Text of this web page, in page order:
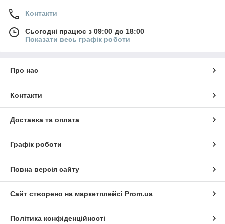
Контакти
Сьогодні працює з 09:00 до 18:00
Показати весь графік роботи
Про нас
Контакти
Доставка та оплата
Графік роботи
Повна версія сайту
Сайт створено на маркетплейсі Prom.ua
Політика конфіденційності